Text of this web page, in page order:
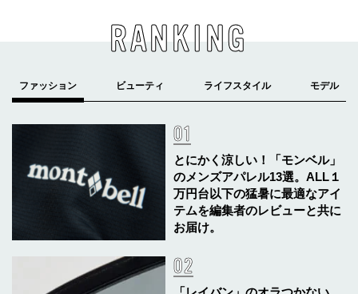
RANKING
とにかく涼しい！「モンベル」
のメンズアパレル13選。ALL１
万円台以下の猛暑に最適なアイ
テムを編集者のレビューと共に
お届け。